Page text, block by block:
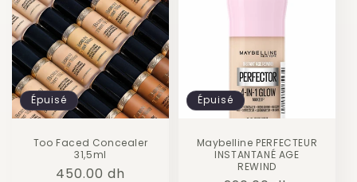
Épuisé
Too Faced Concealer
31,5ml
Prix
450.00 dh
Épuisé
Maybelline PERFECTEUR
INSTANTANÉ AGE
REWIND